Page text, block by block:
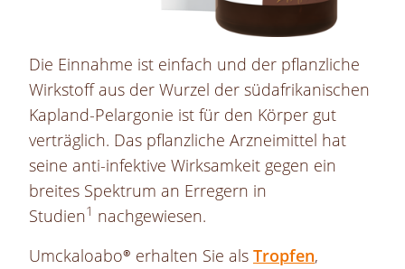
Die Einnahme ist einfach und der pflanzliche
Wirkstoff aus der Wurzel der südafrikanischen
Kapland-Pelargonie ist für den Körper gut
verträglich. Das pflanzliche Arzneimittel hat
seine anti-infektive Wirksamkeit gegen ein
breites Spektrum an Erregern in
Studien1 nachgewiesen.
Umckaloabo® erhalten Sie als Tropfen,